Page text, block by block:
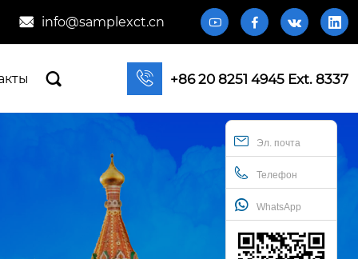
 info@samplexct.cn    
  +86 20 8251 4945 Ext. 8337
Эл. почта
Телефон
WhatsApp